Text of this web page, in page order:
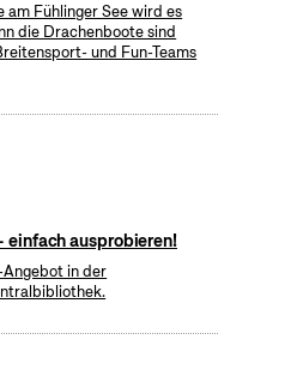
Fühlinger See wird es
die Drachenboote sind
und Fun-Teams
einfach ausprobieren!
Angebot in der